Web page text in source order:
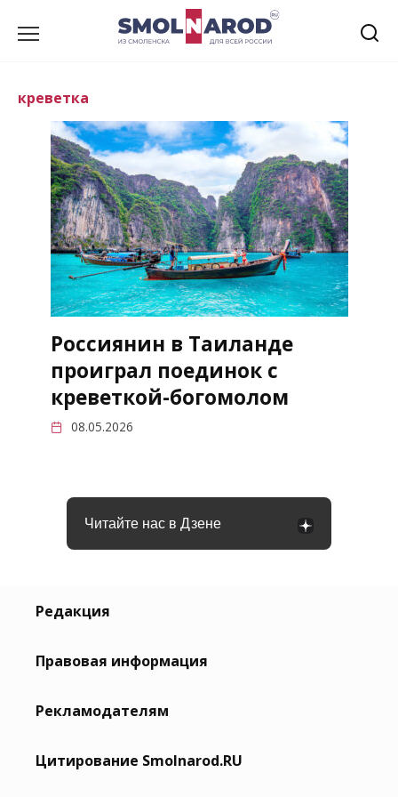
креветка
Россиянин в Таиланде
проиграл поединок с
креветкой-богомолом
08.05.2026
Читайте нас в Дзене
Редакция
Правовая информация
Рекламодателям
Цитирование Smolnarod.RU